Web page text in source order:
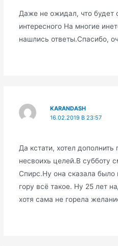
Даже не ожидал, что будет
интересного На многие
нашлись ответы.Спасибо,
KARANDASH
16.02.2019 В 23:57
Да кстати, хотел дополнить
несвоихь целей.В субботу
Спирс.Ну она сказала было
гору всё такое. Ну 25 лет
хотя сама не горела